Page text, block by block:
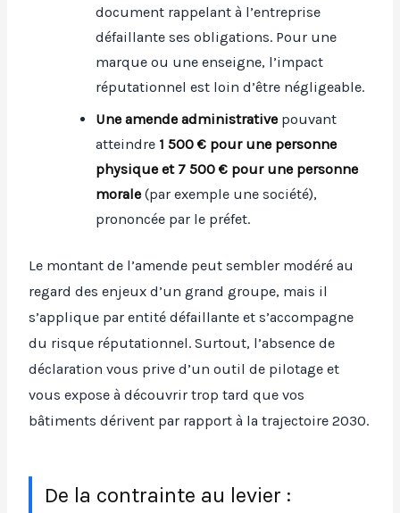
document rappelant à l’entreprise
défaillante ses obligations. Pour une
marque ou une enseigne, l’impact
réputationnel est loin d’être négligeable.
Une amende administrative pouvant
atteindre 1 500 € pour une personne
physique et 7 500 € pour une personne
morale (par exemple une société),
prononcée par le préfet.
Le montant de l’amende peut sembler modéré au
regard des enjeux d’un grand groupe, mais il
s’applique par entité défaillante et s’accompagne
du risque réputationnel. Surtout, l’absence de
déclaration vous prive d’un outil de pilotage et
vous expose à découvrir trop tard que vos
bâtiments dérivent par rapport à la trajectoire 2030.
De la contrainte au levier :